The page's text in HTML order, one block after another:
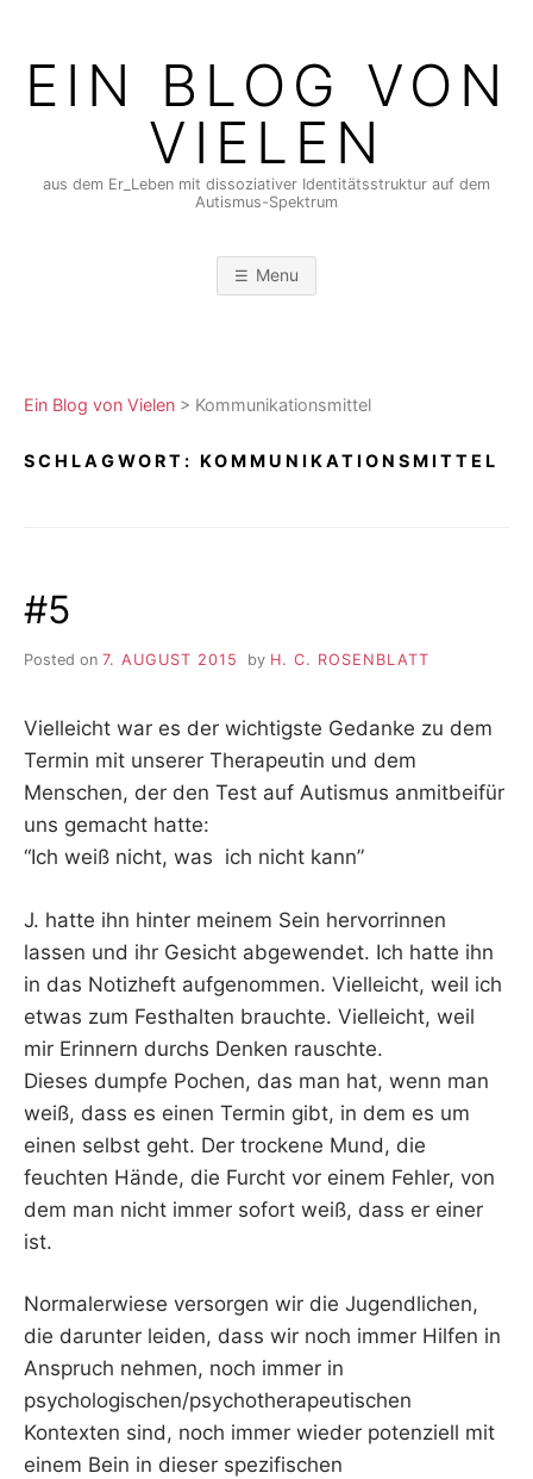
contentEIN BLOG VON
VIELEN
aus dem Er_Leben mit dissoziativer Identitätsstruktur auf dem
Autismus-Spektrum
Menu
Ein Blog von Vielen > Kommunikationsmittel
SCHLAGWORT: KOMMUNIKATIONSMITTEL
#5
Posted on 7. AUGUST 2015 by H. C. ROSENBLATT
Vielleicht war es der wichtigste Gedanke zu dem
Termin mit unserer Therapeutin und dem
Menschen, der den Test auf Autismus anmitbeifür
uns gemacht hatte:
“Ich weiß nicht, was ich nicht kann”
J. hatte ihn hinter meinem Sein hervorrinnen
lassen und ihr Gesicht abgewendet. Ich hatte ihn
in das Notizheft aufgenommen. Vielleicht, weil ich
etwas zum Festhalten brauchte. Vielleicht, weil
mir Erinnern durchs Denken rauschte.
Dieses dumpfe Pochen, das man hat, wenn man
weiß, dass es einen Termin gibt, in dem es um
einen selbst geht. Der trockene Mund, die
feuchten Hände, die Furcht vor einem Fehler, von
dem man nicht immer sofort weiß, dass er einer
ist.
Normalerwiese versorgen wir die Jugendlichen,
die darunter leiden, dass wir noch immer Hilfen in
Anspruch nehmen, noch immer in
psychologischen/psychotherapeutischen
Kontexten sind, noch immer wieder potenziell mit
einem Bein in dieser spezifischen